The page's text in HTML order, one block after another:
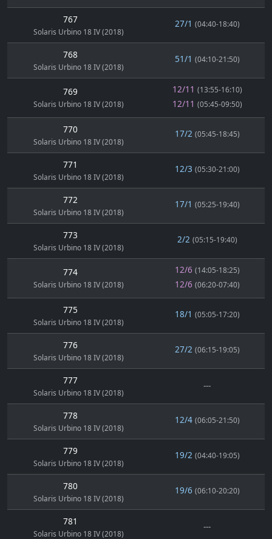
767
Solaris Urbino 18 IV (2018)
27/1 (04:40-18:40)
768
Solaris Urbino 18 IV (2018)
51/1 (04:10-21:50)
769
Solaris Urbino 18 IV (2018)
12/11 (13:55-16:10)
12/11 (05:45-09:50)
770
Solaris Urbino 18 IV (2018)
17/2 (05:45-18:45)
771
Solaris Urbino 18 IV (2018)
12/3 (05:30-21:00)
772
Solaris Urbino 18 IV (2018)
17/1 (05:25-19:40)
773
Solaris Urbino 18 IV (2018)
2/2 (05:15-19:40)
774
Solaris Urbino 18 IV (2018)
12/6 (14:05-18:25)
12/6 (06:20-07:40)
775
Solaris Urbino 18 IV (2018)
18/1 (05:05-17:20)
776
Solaris Urbino 18 IV (2018)
27/2 (06:15-19:05)
777
Solaris Urbino 18 IV (2018)
---
778
Solaris Urbino 18 IV (2018)
12/4 (06:05-21:50)
779
Solaris Urbino 18 IV (2018)
19/2 (04:40-19:05)
780
Solaris Urbino 18 IV (2018)
19/6 (06:10-20:20)
781
Solaris Urbino 18 IV (2018)
---